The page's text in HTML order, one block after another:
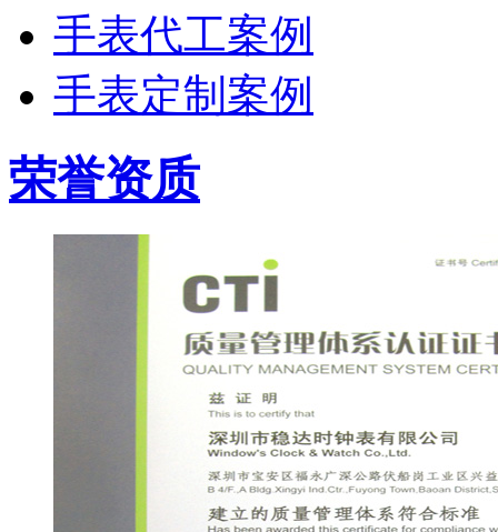
手表代工案例
手表定制案例
荣誉资质